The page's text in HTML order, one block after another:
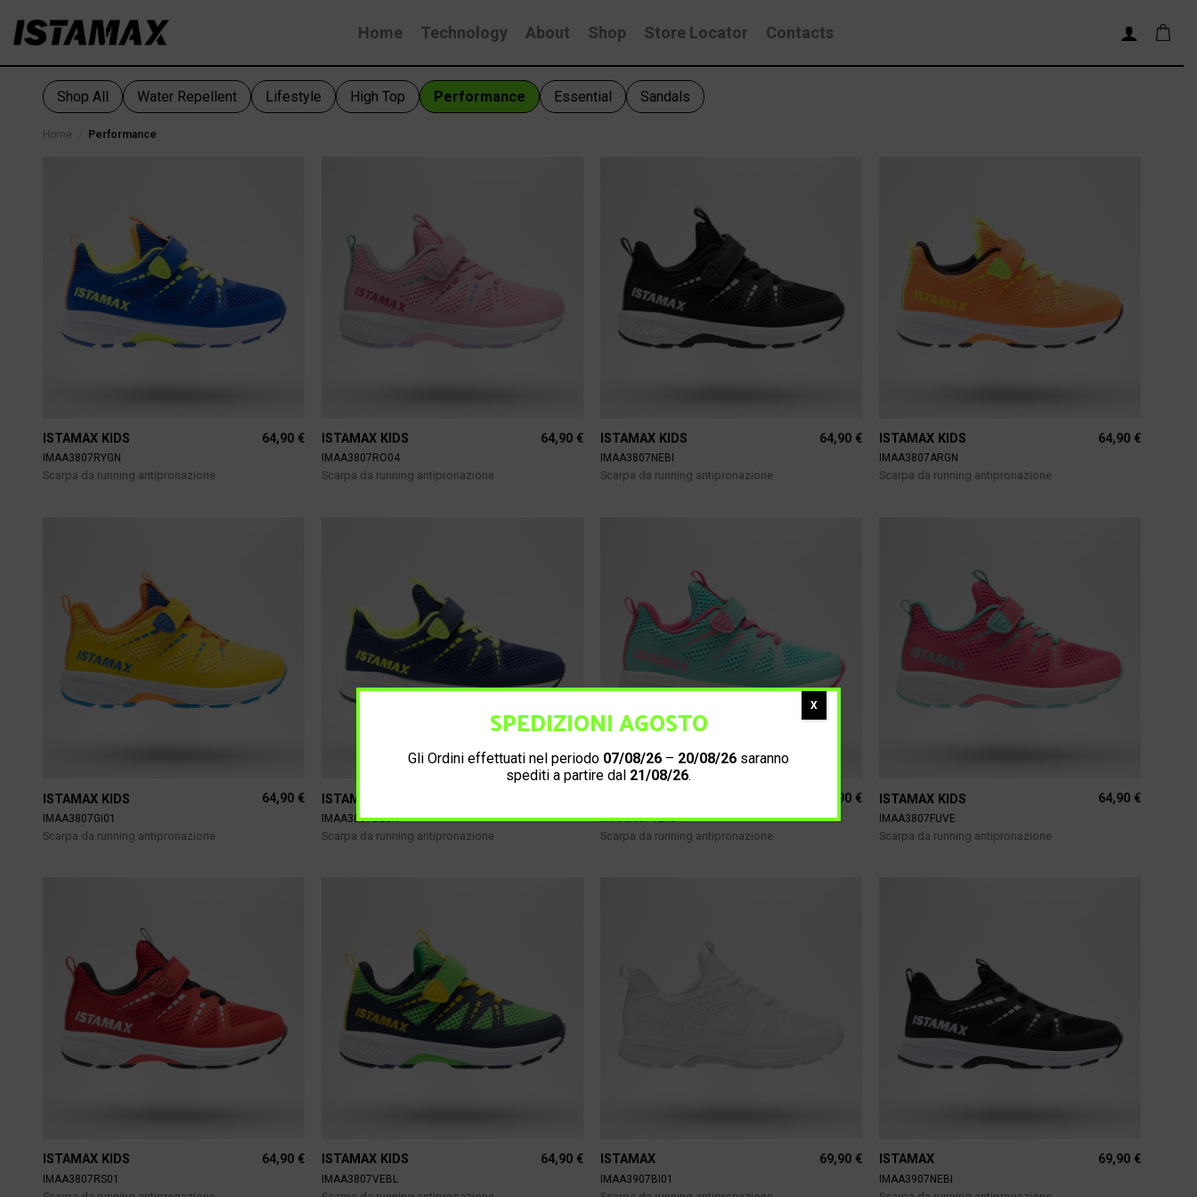
Home Technology About Shop Store Locator Contacts
Shop All Water Repellent Lifestyle High Top Performance Essential Sandals
Home Performance
ISTAMAX KIDS 64,90 €
IMAA3807RYGN
Scarpa da running antipronazione
ISTAMAX KIDS 64,90 €
IMAA3807RO04
Scarpa da running antipronazione
ISTAMAX KIDS 64,90 €
IMAA3807NEBI
Scarpa da running antipronazione
ISTAMAX KIDS 64,90 €
IMAA3807ARGN
Scarpa da running antipronazione
ISTAMAX KIDS 64,90 €
IMAA3807GI01
Scarpa da running antipronazione
ISTAMAX KIDS
IMAA3807BLGN
Scarpa da running antipronazione
64,90 €
IMAA3807VEFU
Scarpa da running antipronazione
ISTAMAX KIDS 64,90 €
IMAA3807FUVE
Scarpa da running antipronazione
ISTAMAX KIDS 64,90 €
IMAA3807RS01
ISTAMAX KIDS 64,90 €
IMAA3807VEBL
ISTAMAX 69,90 €
IMAA3907BI01
ISTAMAX 69,90 €
IMAA3907NEBI
SPEDIZIONI AGOSTO
Gli Ordini effettuati nel periodo 07/08/26 – 20/08/26 saranno
spediti a partire dal 21/08/26.
X